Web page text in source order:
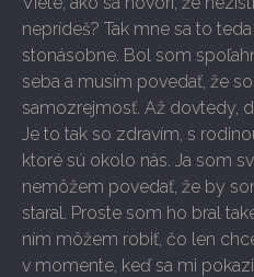
neprídeš? Tak mne sa to
stonásobne. Bol som
seba a musím povedať, že
samozrejmosť. Až dovtedy,
Je to tak so zdravím, s
ktoré sú okolo nás. Ja som
nemôžem povedať, že by
staral. Proste som ho bral
ním môžem robiť, čo len
v momente, keď sa mi